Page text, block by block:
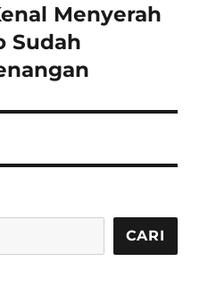
Menyerah
Sudah
CARI